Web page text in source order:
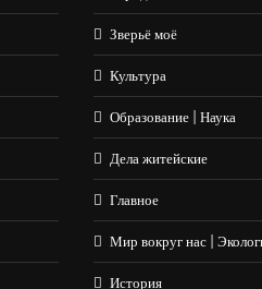
Зверьё моё
Культура
Образование | Наука
Дела житейские
Главное
Мир вокруг нас |
История